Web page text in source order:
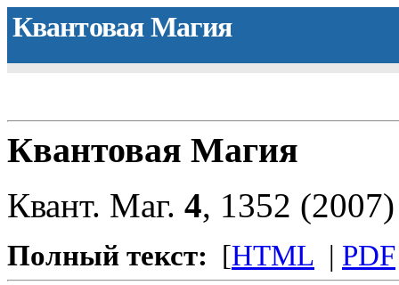
Квантовая Магия
Квантовая Магия
Квант. Маг. 4, 1352
Полный текст: [HTML | PDF